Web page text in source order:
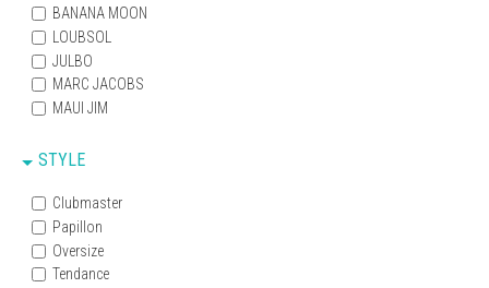
BANANA MOON
LOUBSOL
JULBO
MARC JACOBS
MAUI JIM
STYLE
Clubmaster
Papillon
Oversize
Tendance